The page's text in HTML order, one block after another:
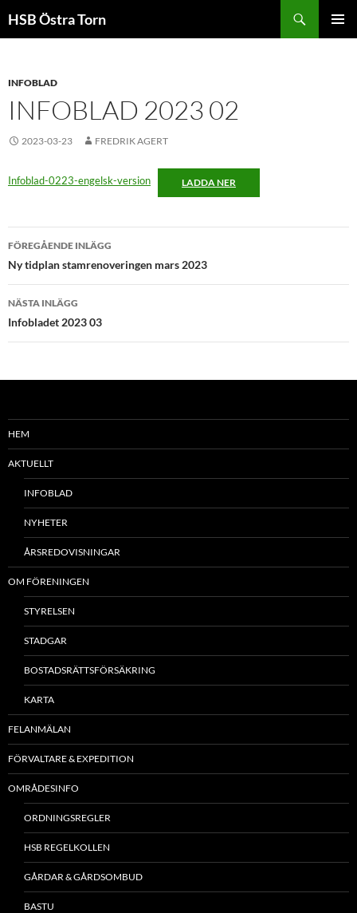
HSB Östra Torn
INFOBLAD
INFOBLAD 2023 02
2023-03-23 FREDRIK AGERT
Infoblad-0223-engelsk-version LADDA NER
Inläggsnavigering
FÖREGÅENDE INLÄGG
Ny tidplan stamrenoveringen mars 2023
NÄSTA INLÄGG
Infobladet 2023 03
HEM
AKTUELLT
INFOBLAD
NYHETER
ÅRSREDOVISNINGAR
OM FÖRENINGEN
STYRELSEN
STADGAR
BOSTADSRÄTTSFÖRSÄKRING
KARTA
FELANMÄLAN
FÖRVALTARE & EXPEDITION
OMRÅDESINFO
ORDNINGSREGLER
HSB REGELKOLLEN
GÅRDAR & GÅRDSOMBUD
BASTU